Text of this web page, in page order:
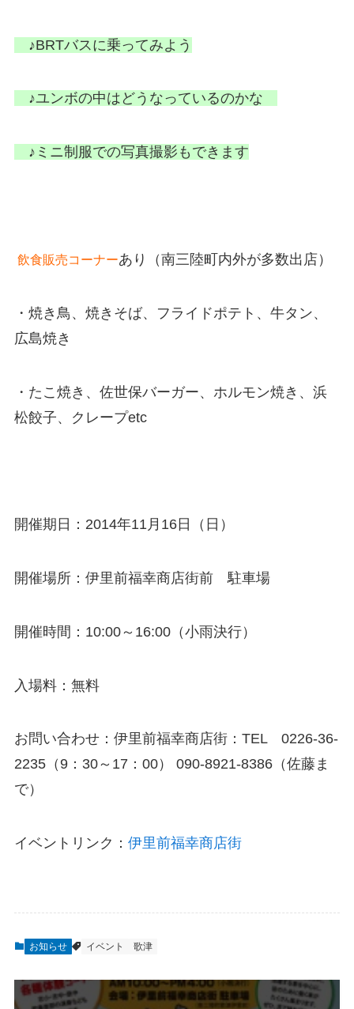
♪BRTバスに乗ってみよう
♪ユンボの中はどうなっているのかな
♪ミニ制服での写真撮影もできます
飲食販売コーナーあり（南三陸町内外が多数出店）
・焼き鳥、焼きそば、フライドポテト、牛タン、
広島焼き
・たこ焼き、佐世保バーガー、ホルモン焼き、浜
松餃子、クレープetc
開催期日：2014年11月16日（日）
開催場所：伊里前福幸商店街前 駐車場
開催時間：10:00～16:00（小雨決行）
入場料：無料
お問い合わせ：伊里前福幸商店街：TEL 0226-36-
2235（9：30～17：00） 090-8921-8386（佐藤ま
で）
イベントリンク： 伊里前福幸商店街
お知らせ イベント 歌津